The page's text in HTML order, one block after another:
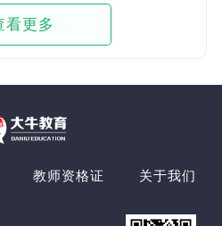
看更多
教师资格证 关于我们